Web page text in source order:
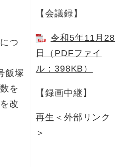
つ
飯塚
を
改
【会議録】
令和5年11月28
日（PDFファイ
ル：398KB）
【録画中継】
再生 ＜外部リンク
＞